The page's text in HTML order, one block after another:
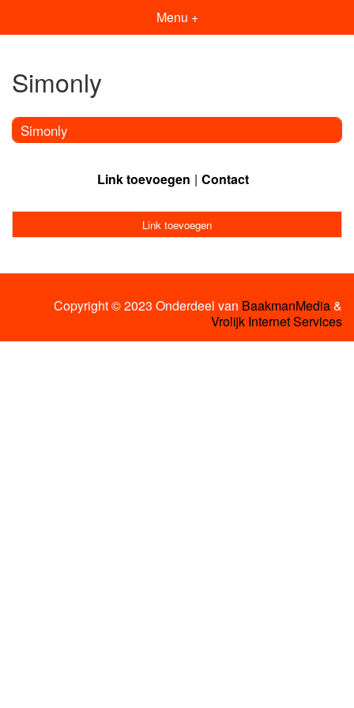
Menu +
Simonly
Simonly
Link toevoegen Contact
Link toevoegen
Copyright © 2023 Onderdeel van BaakmanMedia&
Vrolijk Internet Services